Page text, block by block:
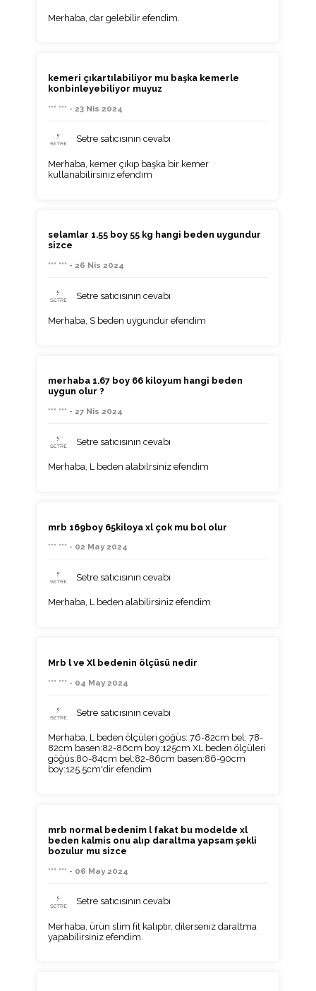
Merhaba, dar gelebilir efendim.
kemeri çıkartılabiliyor mu başka kemerle
konbinleyebiliyor muyuz
*** *** - 23 Nis 2024
Setre satıcısının cevabı
Merhaba, kemer çıkıp başka bir kemer
kullanabilirsiniz efendim
selamlar 1.55 boy 55 kg hangi beden uygundur
sizce
*** *** - 26 Nis 2024
Setre satıcısının cevabı
Merhaba, S beden uygundur efendim
merhaba 1.67 boy 66 kiloyum hangi beden
uygun olur ?
*** *** - 27 Nis 2024
Setre satıcısının cevabı
Merhaba, L beden alabilrsiniz efendim
mrb 169boy 65kiloya xl çok mu bol olur
*** *** - 02 May 2024
Setre satıcısının cevabı
Merhaba, L beden alabilirsiniz efendim
Mrb l ve Xl bedenin ölçüsü nedir
*** *** - 04 May 2024
Setre satıcısının cevabı
Merhaba, L beden ölçüleri göğüs: 76-82cm bel: 78-
82cm basen:82-86cm boy:125cm XL beden ölçüleri
göğüs:80-84cm bel:82-86cm basen:86-90cm
boy:125.5cm'dir efendim
mrb normal bedenim l fakat bu modelde xl
beden kalmis onu alıp daraltma yapsam şekli
bozulur mu sizce
*** *** - 06 May 2024
Setre satıcısının cevabı
Merhaba, ürün slim fit kalıptır, dilerseniz daraltma
yapabilirsiniz efendim.